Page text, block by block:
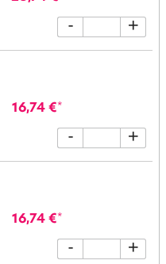
- +
16,74 €*
- +
16,74 €*
- +